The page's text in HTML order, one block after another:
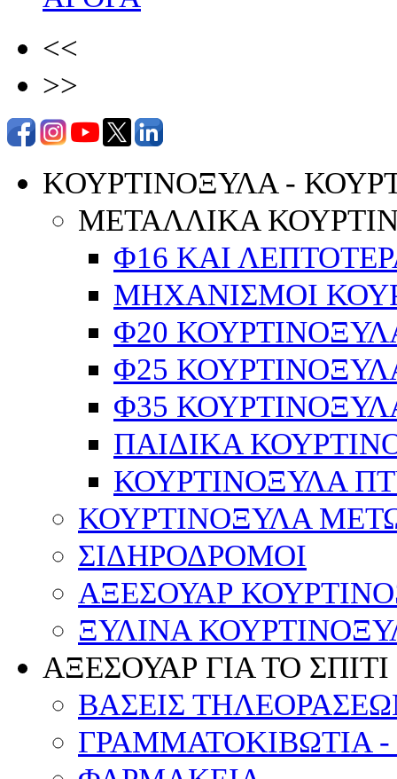
<<
>>
KΟΥΡΤΙΝΟΞΥΛΑ -
ΜΕΤΑΛΛΙΚΑ
Φ16 ΚΑΙ
ΜΗΧΑΝΙΣΜΟΙ
Φ20
Φ25
Φ35
ΠΑΙΔΙΚΑ
ΚΟΥΡΤΙΝΟΞΥΛΑ
ΚΟΥΡΤΙΝΟΞΥΛΑ
ΣΙΔΗΡΟΔΡΟΜΟΙ
ΑΞΕΣΟΥΑΡ
ΞΥΛΙΝΑ
ΑΞΕΣΟΥΑΡ ΓΙΑ ΤΟ ΣΠΙΤΙ
ΒΑΣΕΙΣ
ΓΡΑΜΜΑΤΟΚΙΒΩΤΙΑ